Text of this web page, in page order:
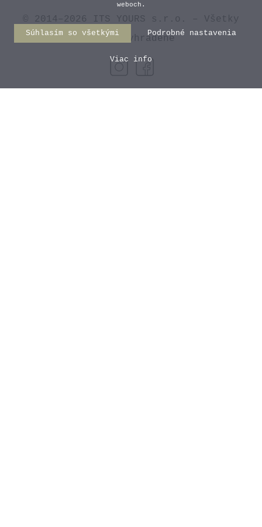
© 2014–2026 ITS YOURS s.r.o. – Všetky
práva vyhradené
weboch.
Súhlasím so všetkými Podrobné nastavenia
Viac info